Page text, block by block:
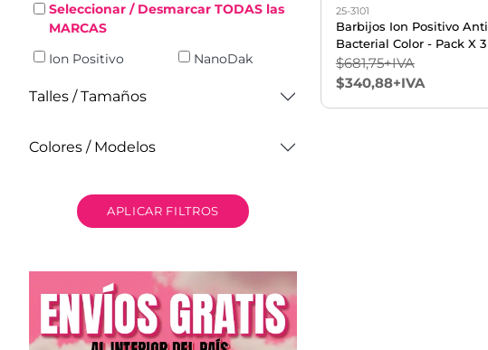
Seleccionar / Desmarcar TODAS las
MARCAS
Ion Positivo
NanoDak
Talles / Tamaños
Colores / Modelos
APLICAR FILTROS
25-3101
Barbijos Ion Positivo Anti
Bacterial Color - Pack X 3
$681,75+IVA
$340,88+IVA